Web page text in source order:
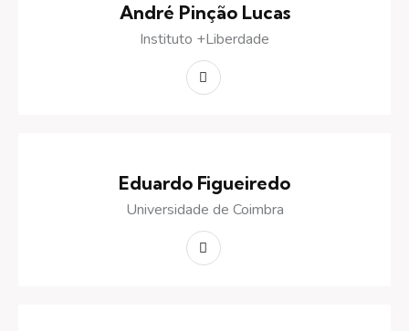
André Pinção Lucas
Instituto +Liberdade
Eduardo Figueiredo
Universidade de Coimbra